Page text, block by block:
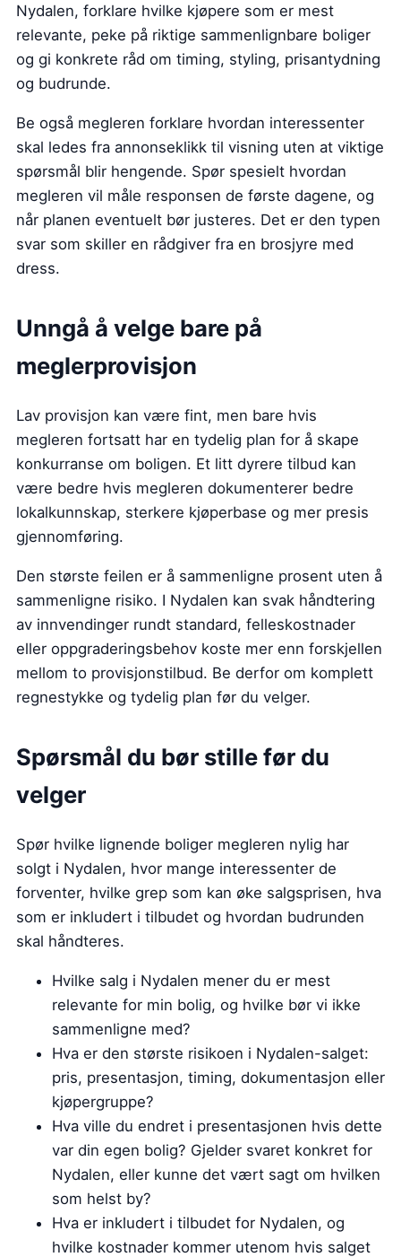
Nydalen, forklare hvilke kjøpere som er mest
relevante, peke på riktige sammenlignbare boliger
og gi konkrete råd om timing, styling, prisantydning
og budrunde.
Be også megleren forklare hvordan interessenter
skal ledes fra annonseklikk til visning uten at viktige
spørsmål blir hengende. Spør spesielt hvordan
megleren vil måle responsen de første dagene, og
når planen eventuelt bør justeres. Det er den typen
svar som skiller en rådgiver fra en brosjyre med
dress.
Unngå å velge bare på
meglerprovisjon
Lav provisjon kan være fint, men bare hvis
megleren fortsatt har en tydelig plan for å skape
konkurranse om boligen. Et litt dyrere tilbud kan
være bedre hvis megleren dokumenterer bedre
lokalkunnskap, sterkere kjøperbase og mer presis
gjennomføring.
Den største feilen er å sammenligne prosent uten å
sammenligne risiko. I Nydalen kan svak håndtering
av innvendinger rundt standard, felleskostnader
eller oppgraderingsbehov koste mer enn forskjellen
mellom to provisjonstilbud. Be derfor om komplett
regnestykke og tydelig plan før du velger.
Spørsmål du bør stille før du
velger
Spør hvilke lignende boliger megleren nylig har
solgt i Nydalen, hvor mange interessenter de
forventer, hvilke grep som kan øke salgsprisen, hva
som er inkludert i tilbudet og hvordan budrunden
skal håndteres.
Hvilke salg i Nydalen mener du er mest
relevante for min bolig, og hvilke bør vi ikke
sammenligne med?
Hva er den største risikoen i Nydalen-salget:
pris, presentasjon, timing, dokumentasjon eller
kjøpergruppe?
Hva ville du endret i presentasjonen hvis dette
var din egen bolig? Gjelder svaret konkret for
Nydalen, eller kunne det vært sagt om hvilken
som helst by?
Hva er inkludert i tilbudet for Nydalen, og
hvilke kostnader kommer utenom hvis salget